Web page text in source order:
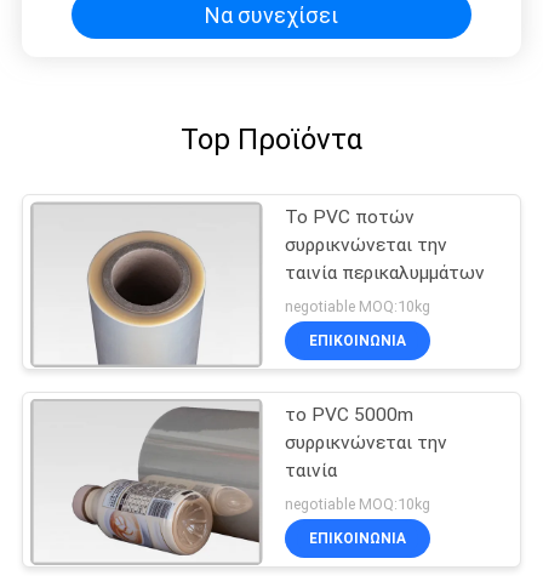
Να συνεχίσει
Top Προϊόντα
Το PVC ποτών
συρρικνώνεται την
ταινία περικαλυμμάτων
negotiable MOQ:10kg
ΕΠΙΚΟΙΝΩΝΙΑ
το PVC 5000m
συρρικνώνεται την
ταινία
negotiable MOQ:10kg
ΕΠΙΚΟΙΝΩΝΙΑ